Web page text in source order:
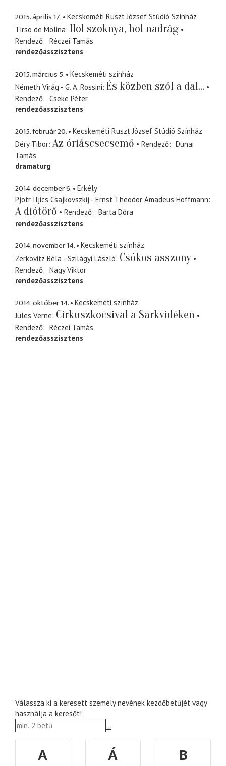
2015. április 17.
Kecskeméti Ruszt József Stúdió Színház
Tirso de Molina Hol szoknya, hol nadrág
Rendező
Réczei Tamás
rendezőasszisztens
2015. március 5.
Kecskeméti színház
Németh Virág - G. A. Rossini És közben szól a dal...
Rendező
Cseke Péter
rendezőasszisztens
2015. február 20.
Kecskeméti Ruszt József Stúdió Színház
Déry Tibor Az óriáscsecsemő Rendező
Dunai
Tamás
dramaturg
2014. december 6.
Erkély
Pjotr Iljics Csajkovszkij - Ernst Theodor Amadeus Hoffmann
A diótörő Rendező
Barta Dóra
rendezőasszisztens
2014. november 14.
Kecskeméti színház
Zerkovitz Béla - Szilágyi László Csókos asszony
Rendező
Nagy Viktor
rendezőasszisztens
2014. október 14.
Kecskeméti színház
Jules Verne Cirkuszkocsival a Sarkvidéken
Rendező
Réczei Tamás
rendezőasszisztens
Válassza ki a keresett személy nevének kezdőbetűjét vagy
használja a keresőt!
A Á B